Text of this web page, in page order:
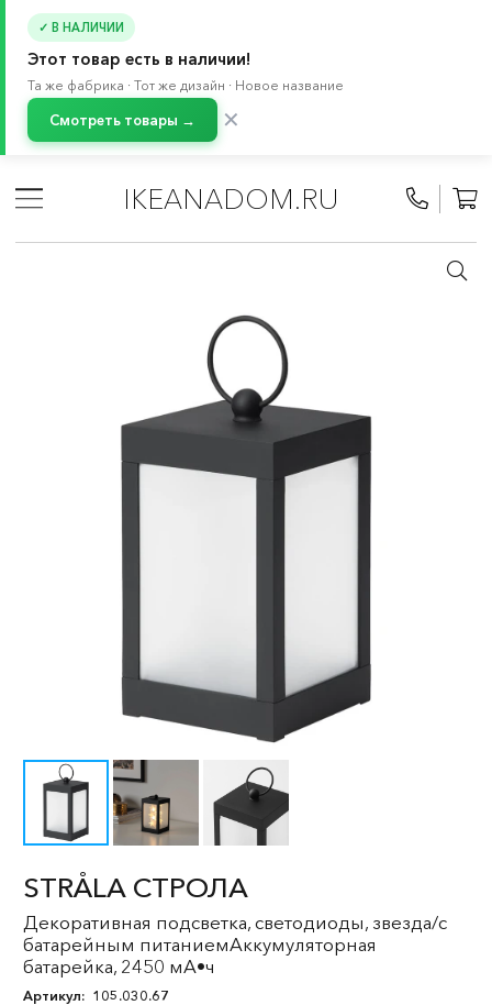
✓ В НАЛИЧИИ
Этот товар есть в наличии!
Та же фабрика · Тот же дизайн · Новое название
Смотреть товары → ✕
IKEANADOM.RU
Праздничное освещение
Освещение для помещений
STRÅLA СТРОЛА
Декоративная подсветка, светодиоды, звезда/с
батарейным питаниемАккумуляторная
батарейка, 2450 мА•ч
Артикул: 105.030.67